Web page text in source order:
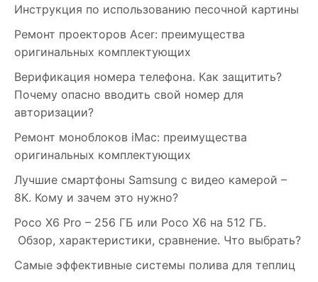
Инструкция по использованию песочной картины
Ремонт проекторов Acer: преимущества
оригинальных комплектующих
Верификация номера телефона. Как защитить?
Почему опасно вводить свой номер для
авторизации?
Ремонт моноблоков iMac: преимущества
оригинальных комплектующих
Лучшие смартфоны Samsung c видео камерой –
8K. Кому и зачем это нужно?
Poco X6 Pro – 256 ГБ или Poco X6 на 512 ГБ.
Обзор, характеристики, сравнение. Что выбрать?
Самые эффективные системы полива для теплиц